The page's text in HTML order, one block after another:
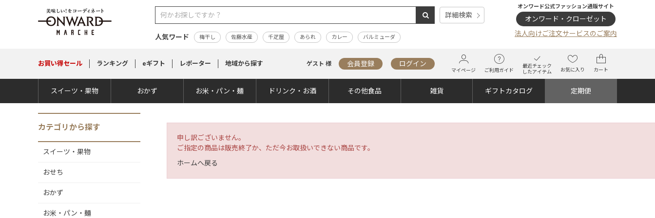
詳細検索
人気ワード 梅干し 佐藤水産 千疋屋 あられ カレー バルミューダ
オンワード公式ファッション通販サイト
オンワード・クローゼット
法人向けご注文サービスのご案内
お買い得セール ランキング eギフト レポーター 地域から探す ゲスト 様 会員登録 ログイン
マイページ ご利用ガイド
最近チェック
したアイテム
お気に入り カート
スイーツ・果物 おかず お米・パン・麺 ドリンク・お酒 その他食品 雑貨 ギフトカタログ 定期便
カテゴリから探す
スイーツ・果物
おせち
おかず
お米・パン・麺
申し訳ございません。
ご指定の商品は販売終了か、ただ今お取扱いできない商品です。
ホームへ戻る